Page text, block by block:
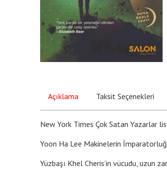
Açıklama Taksit Seçenekleri
New York Times Çok Satan Yazarlar
Yoon Ha Lee Makinelerin
Yüzbaşı Khel Cheris’in vücudu, uzun